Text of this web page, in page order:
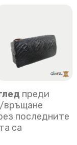
преди
връщане
последните
са